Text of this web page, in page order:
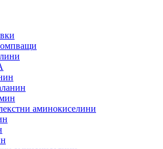
аминокиселини